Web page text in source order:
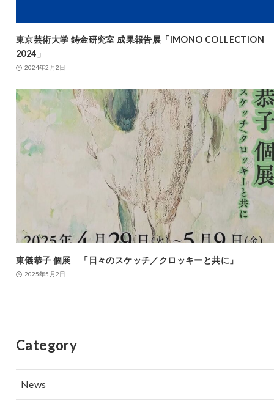
東京芸術大学 鋳金研究室 成果報告展「IMONO COLLECTION
2024」
2024年2月2日
東儀恭子 個展 「日々のスケッチ／クロッキーと共に」
2025年5月2日
Category
News